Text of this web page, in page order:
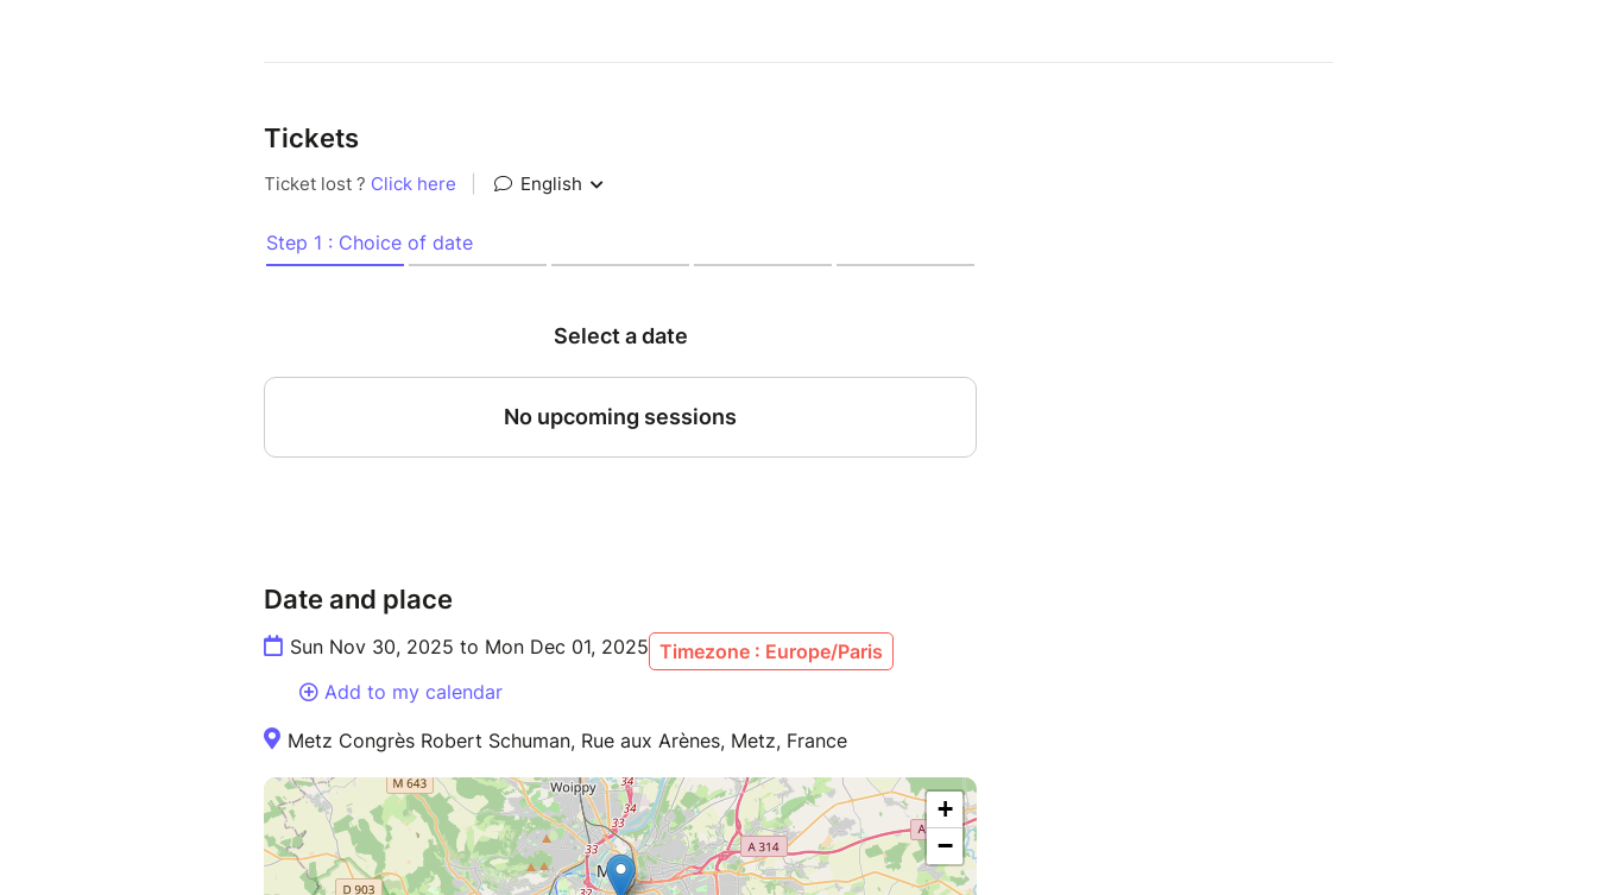
Tickets
Date and place
Sun Nov 30, 2025 to Mon Dec 01, 2025 Timezone : Europe/Paris
Add to my calendar
Metz Congrès Robert Schuman, Rue aux Arènes, Metz, France
+
−